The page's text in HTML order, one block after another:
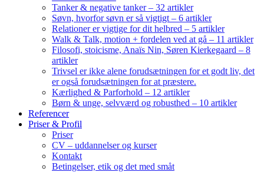
Tanker & negative tanker – 32 artikler
Søvn, hvorfor søvn er så vigtigt – 6 artikler
Relationer er vigtige for dit helbred – 5 artikler
Walk & Talk, motion + fordelen ved at gå – 11 artikler
Filosofi, stoicisme, Anaïs Nin, Søren Kierkegaard – 8
artikler
Trivsel er ikke alene forudsætningen for et godt liv, det
er også forudsætningen for at præstere.
Kærlighed & Parforhold – 12 artikler
Børn & unge, selvværd og robusthed – 10 artikler
Referencer
Priser & Profil
Priser
CV – uddannelser og kurser
Kontakt
Betingelser, etik og det med småt